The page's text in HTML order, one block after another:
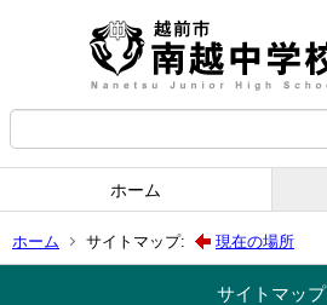
ホーム
ホーム サイトマップ: 現在の場所
サイトマップ